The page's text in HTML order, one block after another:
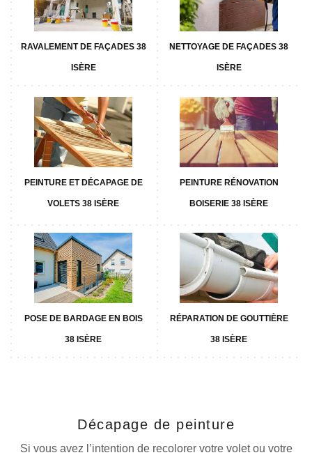
RAVALEMENT DE FAÇADES 38
ISÈRE
NETTOYAGE DE FAÇADES 38
ISÈRE
PEINTURE ET DÉCAPAGE DE
VOLETS 38 ISÈRE
PEINTURE RÉNOVATION
BOISERIE 38 ISÈRE
POSE DE BARDAGE EN BOIS
38 ISÈRE
RÉPARATION DE GOUTTIÈRE
38 ISÈRE
Décapage de peinture
Si vous avez l’intention de recolorer votre volet ou votre